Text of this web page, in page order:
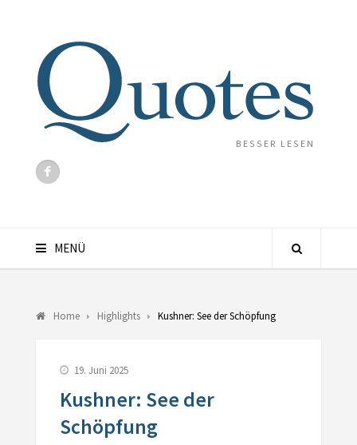
BESSER LESEN
MENÜ
Home Highlights Kushner: See der Schöpfung
19. Juni 2025
Kushner: See der
Schöpfung